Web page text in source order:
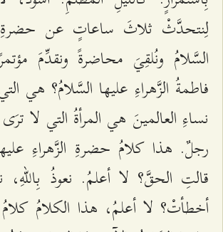
لِنتحدَّثْ ثلاثَ ساعاتٍ عن حضرةِ
السَّلامُ ونُلقِيَ محاضرةً ونقدِّمَ
فاطمةُ الزَّهراءِ عليها السَّلامُ؟ هي
نساءِ العالمینَ هي المرأةُ التي لا
رجلٌ. هذا كلامُ حضرةِ الزَّھراءِ
قالتِ الحقَّ؟ لا أعلمُ. نعوذُ بِاللّهِ،
أخطأتْ؟ لا أعلمُ، هذا الكلامُ